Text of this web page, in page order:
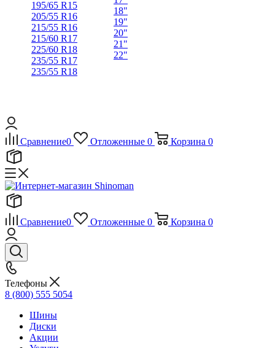
195/65 R15
205/55 R16
215/55 R16
215/60 R17
225/60 R18
235/55 R17
235/55 R18
18"
19"
20"
21"
22"
Сравнение0 Отложенные 0 Корзина 0
Сравнение0 Отложенные 0 Корзина 0
Телефоны
8 (800) 555 5054
Шины
Диски
Акции